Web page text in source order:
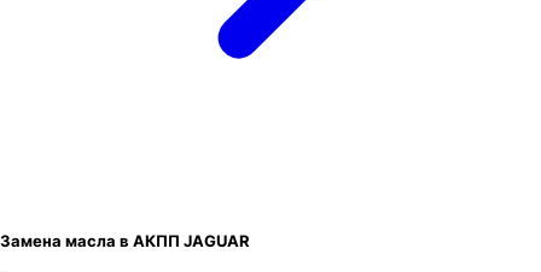
Замена масла в АКПП JAGUAR